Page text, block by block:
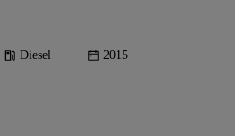
Diesel 2015